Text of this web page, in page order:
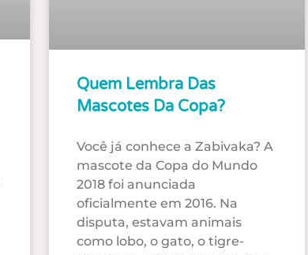
Quem Lembra Das
Mascotes Da Copa?
Você já conhece a Zabivaka? A
mascote da Copa do Mundo
2018 foi anunciada
oficialmente em 2016. Na
disputa, estavam animais
como lobo, o gato, o tigre-